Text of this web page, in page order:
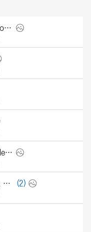
캐딜락 CT5-V Blackwing F1 Collector Series (2026)
페라리 Purosangue Handling Speciale (2027)
현대차 Ioniq 9 Calligraphy Black Ink (2027) (2)